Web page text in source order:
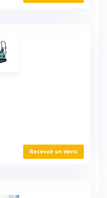
Recevoir un devis